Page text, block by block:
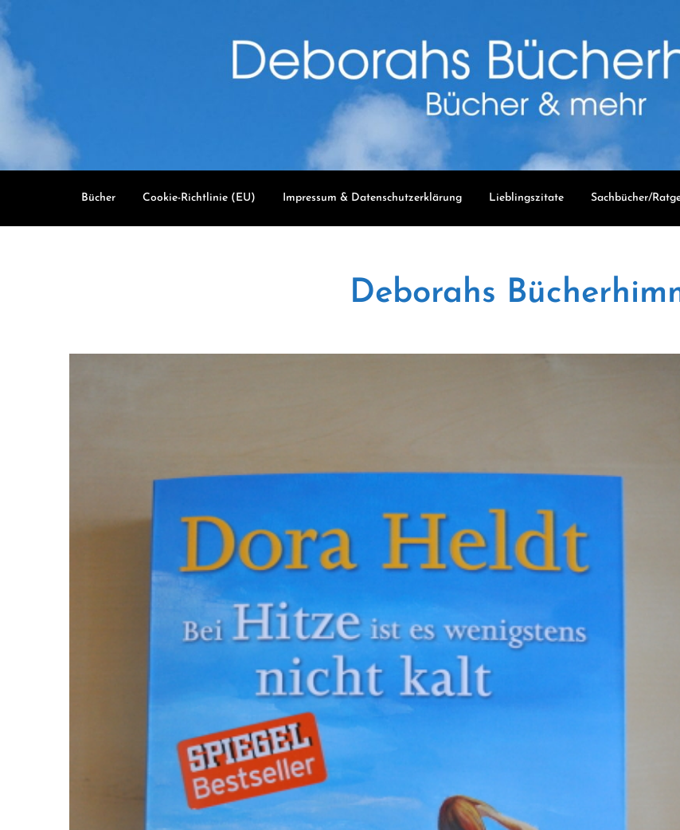
content
Bücher Cookie-Richtlinie (EU) Impressum & Datenschutzerklärung Lieblingszitate Sachbücher/
Deborahs